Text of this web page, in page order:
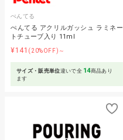
ぺんてる
ぺんてる アクリルガッシュ ラミネー
トチューブ入り 11ml
¥141 (20%OFF)～
サイズ・販売単位違いで全 14商品あり
ます